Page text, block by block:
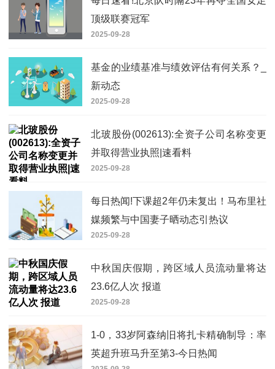
顶级联赛冠军
2025-09-28
基金的业绩基准与绩效评估有何关系？_
新动态
2025-09-28
北玻股份(002613):全资子公司名称变更
并取得营业执照|速看料
2025-09-28
每日热闻!下课超2年仍未复出！马布里社
媒频繁与中国妻子晒动态引热议
2025-09-28
中秋国庆假期，跨区域人员流动量将达
23.6亿人次 报道
2025-09-28
1-0，33岁阿森纳旧将扎卡精确制导：率
英超升班马升至第3-今日热闻